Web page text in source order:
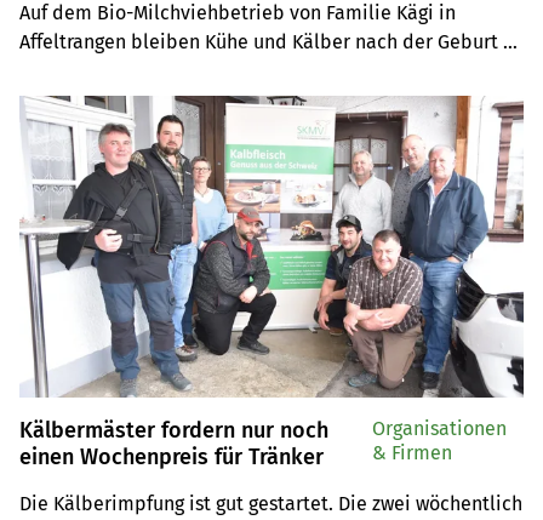
Auf dem Bio-Milchviehbetrieb von Familie Kägi in
Affeltrangen bleiben Kühe und Kälber nach der Geburt
muttergebundene Kälberaufzucht (MuKa). Das System
beeinflusst Arbeitsabläufe, Tiergesundheit und
Milchmenge – und hat sich für die Bauernfamilie
bewährt.
Kälbermäster fordern nur noch
einen Wochenpreis für Tränker
Die Kälberimpfung ist gut gestartet. Die zwei wöchentlich
Organisationen
& Firmen